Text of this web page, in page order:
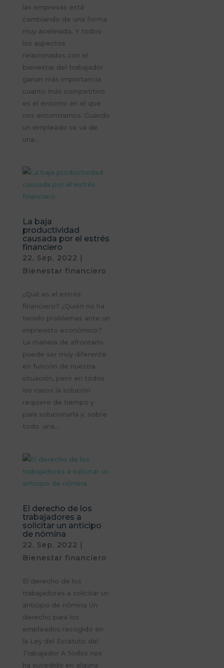
las empresas está
cambiando de una forma
muy acelerada. Y todos
los aspectos
relacionados con el
bienestar del trabajador
ganan más importancia
cuanto más competitivo
es el entorno en el que
nos encontramos. Cuando
un empleado se va de
una...
La baja
productividad
causada por el estrés
financiero
22, Sep, 2022
Bienestar financiero
¿Qué es el estrés
financiero? ¿Quién no ha
tenido problemas ante un
imprevisto económico?
La manera de afrontarlo
puede ser muy diferente
en función de nuestra
situación, pero en todos
los casos la solución
requiere de tiempo y
para solucionarla y, sobre
todo. una...
El derecho de los
trabajadores a
solicitar un anticipo
de nómina
22, Sep, 2022
Bienestar financiero
El derecho de los
trabajadores a solicitar un
anticipo de nómina Un
derecho para los
empleados recogido en
la Ley del Estatuto del
Trabajador A todos nos
ha sucedido en alguna